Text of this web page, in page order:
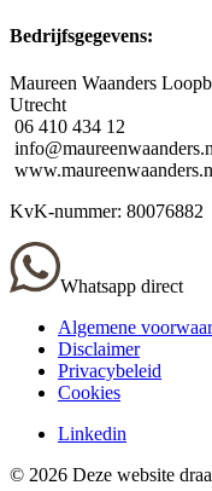
Bedrijfsgegevens:
Maureen Waanders
Utrecht
06 410 434 12
KvK-nummer: 80076882
Whatsapp direct
Algemene
Disclaimer
Privacybeleid
Cookies
Linkedin
© 2026 Deze website